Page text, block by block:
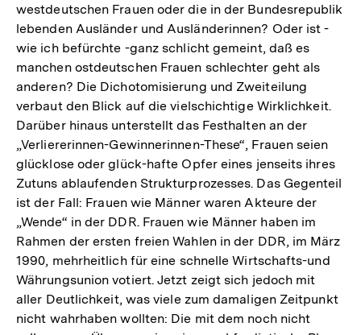
westdeutschen Frauen oder die in der Bundesrepublik
lebenden Ausländer und Ausländerinnen? Oder ist -
wie ich befürchte -ganz schlicht gemeint, daß es
manchen ostdeutschen Frauen schlechter geht als
anderen? Die Dichotomisierung und Zweiteilung
verbaut den Blick auf die vielschichtige Wirklichkeit.
Darüber hinaus unterstellt das Festhalten an der
„Verliererinnen-Gewinnerinnen-These“, Frauen seien
glücklose oder glück-hafte Opfer eines jenseits ihres
Zutuns ablaufenden Strukturprozesses. Das Gegenteil
ist der Fall: Frauen wie Männer waren Akteure der
„Wende“ in der DDR. Frauen wie Männer haben im
Rahmen der ersten freien Wahlen in der DDR, im März
1990, mehrheitlich für eine schnelle Wirtschafts-und
Währungsunion votiert. Jetzt zeigt sich jedoch mit
aller Deutlichkeit, was viele zum damaligen Zeitpunkt
nicht wahrhaben wollten: Die mit dem noch nicht